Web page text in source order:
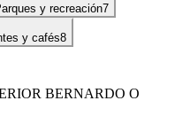
y recreación7
y cafés8
BERNARDO O